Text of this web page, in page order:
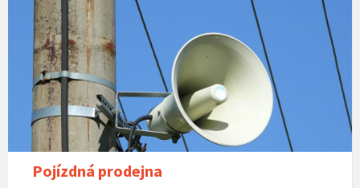
rozhlas
Pojízdná prodejna